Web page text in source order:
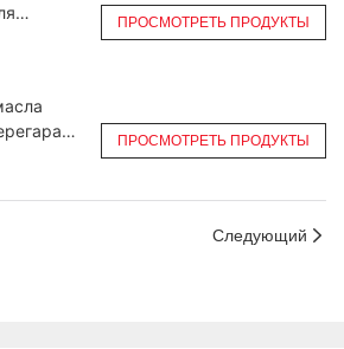
Double
ПРОСМОТРЕТЬ ПРОДУКТЫ
ПРОСМОТРЕТЬ ПРОДУКТЫ
Следующий